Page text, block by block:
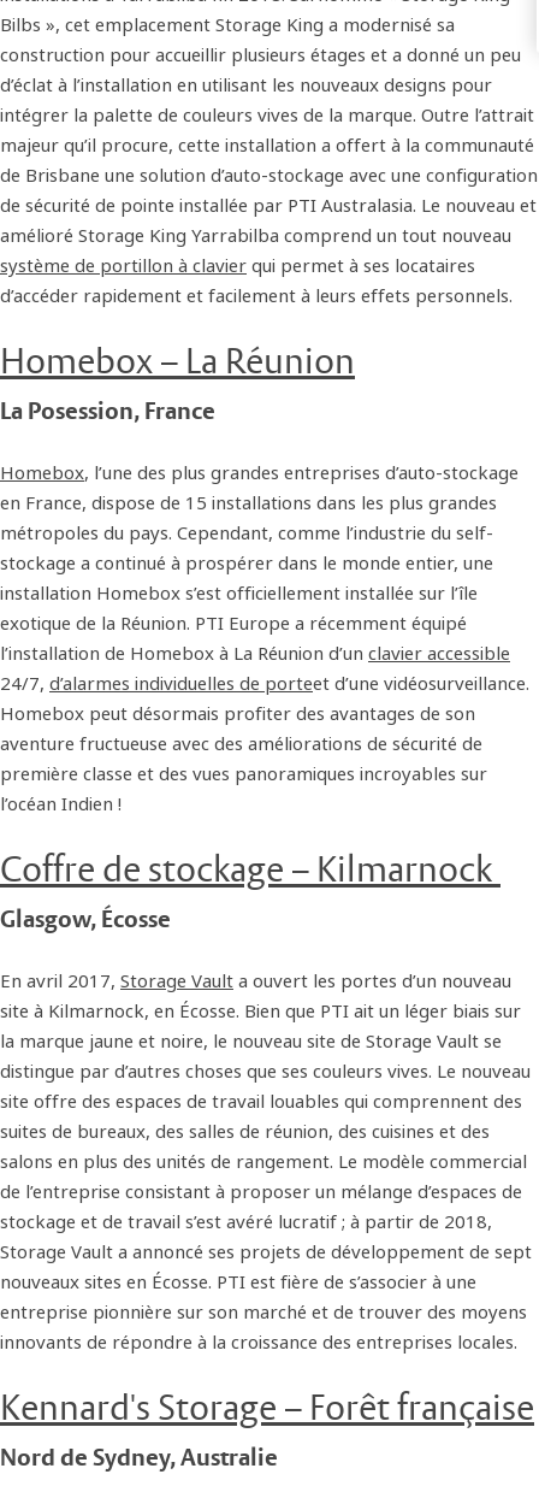
Bilbs », cet emplacement Storage King a modernisé sa
construction pour accueillir plusieurs étages et a donné un peu
d’éclat à l’installation en utilisant les nouveaux designs pour
intégrer la palette de couleurs vives de la marque. Outre l’attrait
majeur qu’il procure, cette installation a offert à la communauté
de Brisbane une solution d’auto-stockage avec une configuration
de sécurité de pointe installée par PTI Australasia. Le nouveau et
amélioré Storage King Yarrabilba comprend un tout nouveau
système de portillon à clavier qui permet à ses locataires
d’accéder rapidement et facilement à leurs effets personnels.
Homebox – La Réunion
La Posession, France
Homebox, l’une des plus grandes entreprises d’auto-stockage
en France, dispose de 15 installations dans les plus grandes
métropoles du pays. Cependant, comme l’industrie du self-
stockage a continué à prospérer dans le monde entier, une
installation Homebox s’est officiellement installée sur l’île
exotique de la Réunion. PTI Europe a récemment équipé
l’installation de Homebox à La Réunion d’un clavier accessible
24/7, d’alarmes individuelles de porteet d’une vidéosurveillance.
Homebox peut désormais profiter des avantages de son
aventure fructueuse avec des améliorations de sécurité de
première classe et des vues panoramiques incroyables sur
l’océan Indien !
Coffre de stockage – Kilmarnock
Glasgow, Écosse
En avril 2017, Storage Vault a ouvert les portes d’un nouveau
site à Kilmarnock, en Écosse. Bien que PTI ait un léger biais sur
la marque jaune et noire, le nouveau site de Storage Vault se
distingue par d’autres choses que ses couleurs vives. Le nouveau
site offre des espaces de travail louables qui comprennent des
suites de bureaux, des salles de réunion, des cuisines et des
salons en plus des unités de rangement. Le modèle commercial
de l’entreprise consistant à proposer un mélange d’espaces de
stockage et de travail s’est avéré lucratif ; à partir de 2018,
Storage Vault a annoncé ses projets de développement de sept
nouveaux sites en Écosse. PTI est fière de s’associer à une
entreprise pionnière sur son marché et de trouver des moyens
innovants de répondre à la croissance des entreprises locales.
Kennard's Storage – Forêt française
Nord de Sydney, Australie